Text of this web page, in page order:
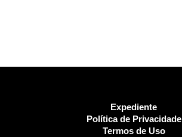
Expediente
Política de Privacidade
Termos de Uso